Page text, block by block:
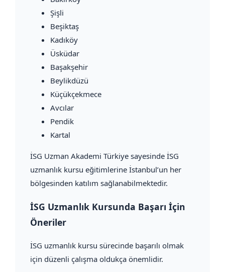
Şişli
Beşiktaş
Kadıköy
Üsküdar
Başakşehir
Beylikdüzü
Küçükçekmece
Avcılar
Pendik
Kartal
İSG Uzman Akademi Türkiye sayesinde İSG
uzmanlık kursu eğitimlerine İstanbul’un her
bölgesinden katılım sağlanabilmektedir.
İSG Uzmanlık Kursunda Başarı İçin
Öneriler
İSG uzmanlık kursu sürecinde başarılı olmak
için düzenli çalışma oldukça önemlidir.